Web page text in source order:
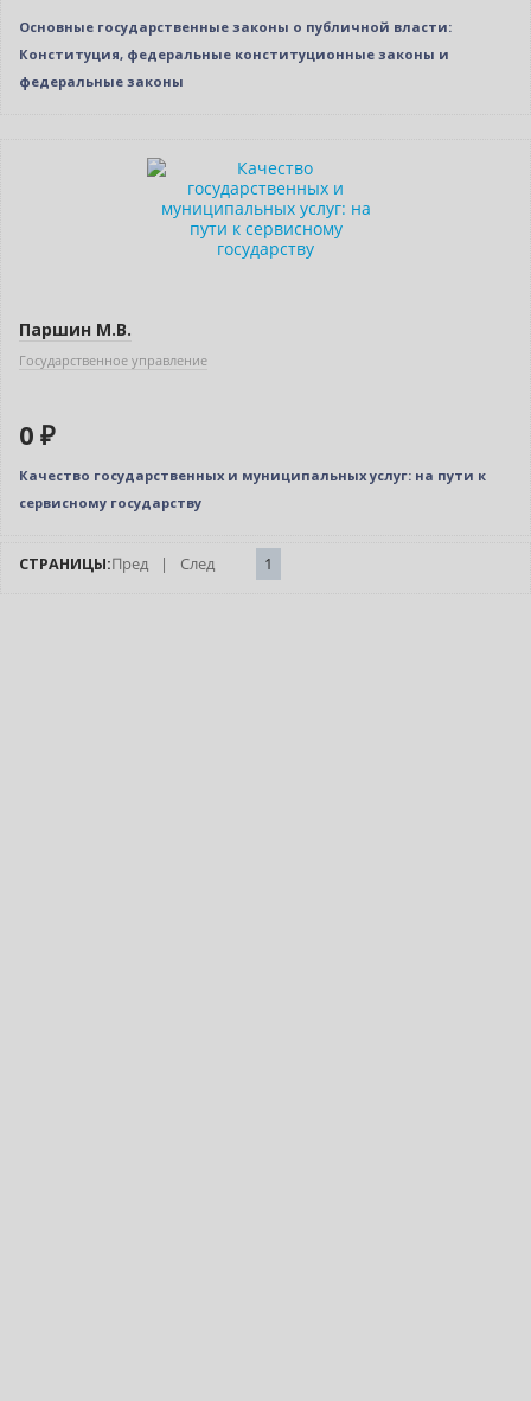
Основные государственные законы о публичной власти:
Конституция, федеральные конституционные законы и
федеральные законы
Паршин М.В.
Государственное управление
0 ₽
Качество государственных и муниципальных услуг: на пути к
сервисному государству
СТРАНИЦЫ:Пред | След 1